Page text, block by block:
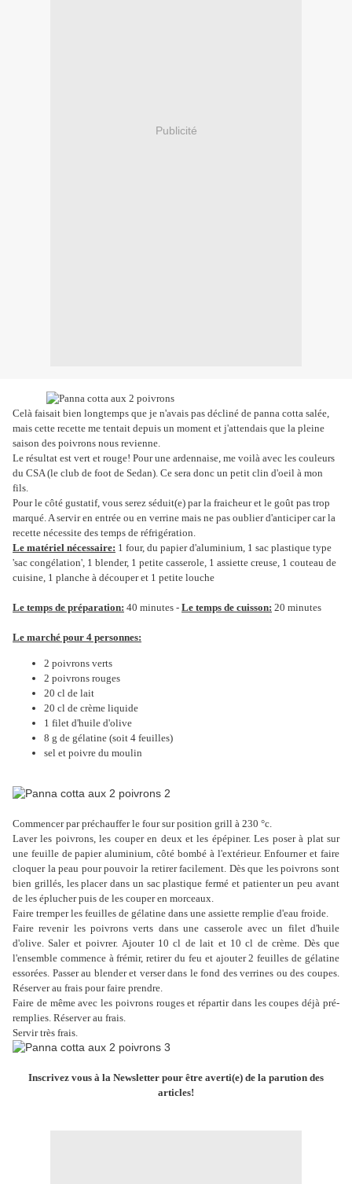
Publicité
Celà faisait bien longtemps que je n'avais pas décliné de panna cotta salée,
mais cette recette me tentait depuis un moment et j'attendais que la pleine
saison des poivrons nous revienne.
Le résultat est vert et rouge! Pour une ardennaise, me voilà avec les couleurs
du CSA (le club de foot de Sedan). Ce sera donc un petit clin d'oeil à mon
fils.
Pour le côté gustatif, vous serez séduit(e) par la fraicheur et le goût pas trop
marqué. A servir en entrée ou en verrine mais ne pas oublier d'anticiper car la
recette nécessite des temps de réfrigération.
Le matériel nécessaire: 1 four, du papier d'aluminium, 1 sac plastique type
'sac congélation', 1 blender, 1 petite casserole, 1 assiette creuse, 1 couteau de
cuisine, 1 planche à découper et 1 petite louche
Le temps de préparation: 40 minutes - Le temps de cuisson: 20 minutes
Le marché pour 4 personnes:
2 poivrons verts
2 poivrons rouges
20 cl de lait
20 cl de crème liquide
1 filet d'huile d'olive
8 g de gélatine (soit 4 feuilles)
sel et poivre du moulin
Commencer par préchauffer le four sur position grill à 230 °c.
Laver les poivrons, les couper en deux et les épépiner. Les poser à plat sur
une feuille de papier aluminium, côté bombé à l'extérieur. Enfourner et faire
cloquer la peau pour pouvoir la retirer facilement. Dès que les poivrons sont
bien grillés, les placer dans un sac plastique fermé et patienter un peu avant
de les éplucher puis de les couper en morceaux.
Faire tremper les feuilles de gélatine dans une assiette remplie d'eau froide.
Faire revenir les poivrons verts dans une casserole avec un filet d'huile
d'olive. Saler et poivrer. Ajouter 10 cl de lait et 10 cl de crème. Dès que
l'ensemble commence à frémir, retirer du feu et ajouter 2 feuilles de gélatine
essorées. Passer au blender et verser dans le fond des verrines ou des coupes.
Réserver au frais pour faire prendre.
Faire de même avec les poivrons rouges et répartir dans les coupes déjà pré-
remplies. Réserver au frais.
Servir très frais.
Inscrivez vous à la Newsletter pour être averti(e) de la parution des
articles!